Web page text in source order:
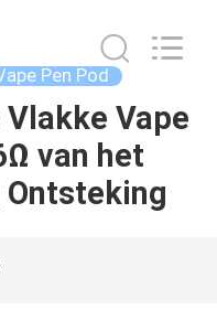
Pen Pod
Vape
van het